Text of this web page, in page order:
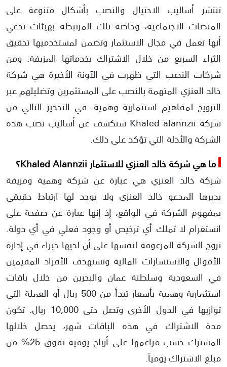
شكاوي المستخدمين ضد خالد العنزي
تنتشر أساليب الاحتيال والنصب بأشكال متنوعة على
المنصات الاجتماعية، وخاصة تلك المرتبطة بهيئات تدعي
أنها تعمل في مجال الاستثمار وتضمن لمستخدميها تحقيق
الثراء السريع من خلال الاشتراك بخدماتها المزيفة. ومن
شركات النصب التي ظهرت في الآونة الأخيرة هي شركة
خالد العنزي المتهمة بالنصب على المستثمرين وتضليلهم عبر
الترويج لمفاهيم استثمارية وهمية. في التحذير التالي من
شركة Khaled alannzii سنكشف عن أساليب نصب هذه
الشركة والأدلة التي تؤكد على ذلك.
ما هي شركة خالد العنزي للاستثمار Khaled Alannzii؟
شركة خالد العنزي هي عبارة عن شركة وهمية ومزيفة
يديرها المدعو خالد العنزي ولا يوجد لها ارتباط حقيقي
بمفهوم الشركة في الواقع، إذ إنها عبارة عن صفحة على
انستغرام لا تملك أي ترخيص أو وجود فعلي في أي دولة.
تروج الشركة المزعومة لنفسها على أن لديها خبراء في إدارة
الأموال والاستشارات المالية وتستهدف الأفراد المقيمين
في السعودية وسلطنة عمان والبحرين من خلال باقات
استثمارية وهمية بأسعار تبدأ من 500 ريال أو العملة التي
توازيها في الدول الأخرى وتصل حتى 10,000 ريال. تكون
مدة الاشتراك في هذه الباقات شهر، يحصل خلالها
المشترك حسب مزاعمها على أرباح يومية تفوق 25% من
مبلغ الاشتراك يومياً.